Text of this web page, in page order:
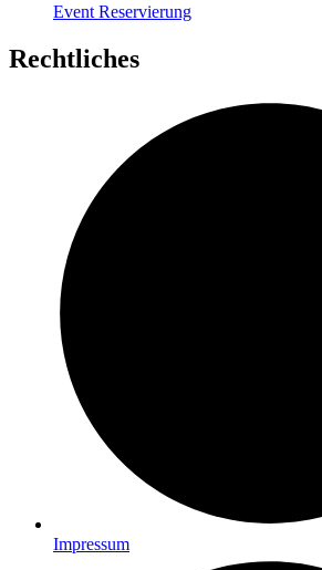
Event Reservierung
Rechtliches
Impressum